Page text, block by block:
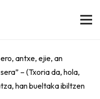
antxe, ejie, an
– (Txoria da, hola,
han bueltaka ibiltzen